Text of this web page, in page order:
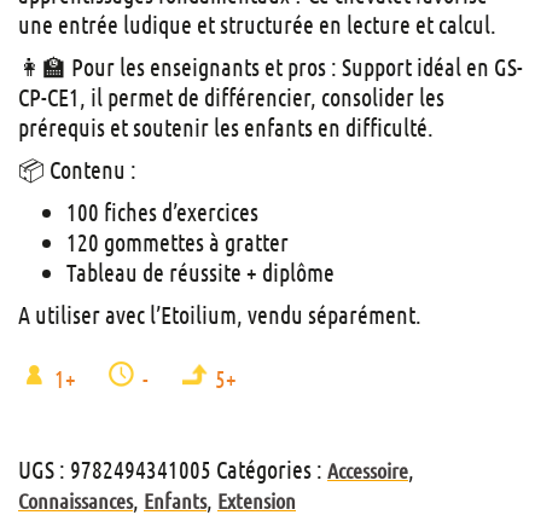
une entrée ludique et structurée en lecture et calcul.
👩‍🏫 Pour les enseignants et pros : Support idéal en GS-
CP-CE1, il permet de différencier, consolider les
prérequis et soutenir les enfants en difficulté.
📦 Contenu :
100 fiches d’exercices
120 gommettes à gratter
Tableau de réussite + diplôme
A utiliser avec l’Etoilium, vendu séparément.
1+ - 5+
UGS : 9782494341005 Catégories : Accessoire,
Connaissances, Enfants, Extension